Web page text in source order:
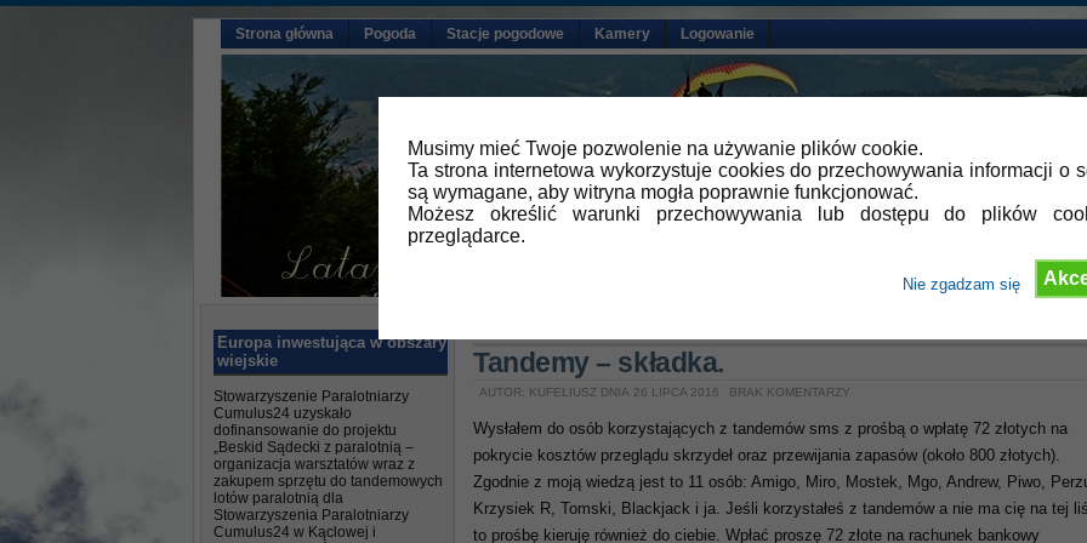
Musimy mieć Twoje pozwolenie na używanie plików cookie.
Ta strona internetowa wykorzystuje cookies do przechowywania informacji o
są wymagane, aby witryna mogła poprawnie funkcjonować.
Możesz określić warunki przechowywania lub dostępu do plików
przeglądarce.
Nie zgadzam się
Strona główna Pogoda Stacje pogodowe Kamery Logowanie
Europa inwestująca w obszary
wiejskie
Stowarzyszenie Paralotniarzy
Cumulus24 uzyskało
dofinansowanie do projektu
„Beskid Sądecki z paralotnią –
organizacja warsztatów wraz z
zakupem sprzętu do tandemowych
lotów paralotnią dla
Stowarzyszenia Paralotniarzy
Cumulus24 w Kąclowej i
Tandemy – składka.
AUTOR: KUFELIUSZ DNIA 26 LIPCA 2016 BRAK KOMENTARZY
Wysłałem do osób korzystających z tandemów sms z prośbą o wpłatę 72 złotych na
pokrycie kosztów przeglądu skrzydeł oraz przewijania zapasów (około 800 złotych).
Zgodnie z moją wiedzą jest to 11 osób: Amigo, Miro, Mostek, Mgo, Andrew, Piwo,
Krzysiek R, Tomski, Blackjack i ja. Jeśli korzystałeś z tandemów a nie ma cię na tej
to prośbę kieruję również do ciebie. Wpłać proszę 72 złote na rachunek bankowy